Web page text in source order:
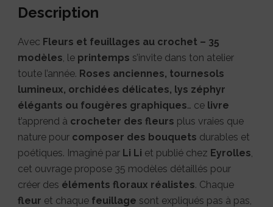
Description
Avec Fleurs et feuillages au crochet – 35
modèles , le printemps s’invite dans ton atelier
toute l’année. Roses anciennes, tournesols
lumineux, orchidées délicates, lys zéphyr
élégants ou fougères graphiques… ce livre
t’apprend à crocheter des fleurs plus vraies que
nature pour composer des bouquets durables et
poétiques. Imaginé par Li Li et publié chez Eyrolles
cet ouvrage propose 35 modèles détaillés pour
créer des éléments floraux réalistes. Chaque
fleur et chaque feuillage sont expliqués pas à pas,